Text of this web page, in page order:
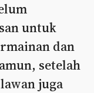
untuk
dan
setelah
juga